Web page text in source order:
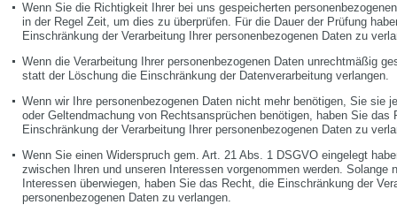
Wenn Sie die Richtigkeit Ihrer bei uns gespeicherten
in der Regel Zeit, um dies zu überprüfen. Für die Dauer der Prüfung
Einschränkung der Verarbeitung Ihrer personenbezogenen Daten zu
Wenn die Verarbeitung Ihrer personenbezogenen Daten unrechtmäßig
statt der Löschung die Einschränkung der Datenverarbeitung verlangen.
Wenn wir Ihre personenbezogenen Daten nicht mehr benötigen, Sie sie
oder Geltendmachung von Rechtsansprüchen benötigen, haben Sie
Einschränkung der Verarbeitung Ihrer personenbezogenen Daten zu
Wenn Sie einen Widerspruch gem. Art. 21 Abs. 1 DSGVO eingelegt
zwischen Ihren und unseren Interessen vorgenommen werden. Solange
Interessen überwiegen, haben Sie das Recht, die Einschränkung der
personenbezogenen Daten zu verlangen.